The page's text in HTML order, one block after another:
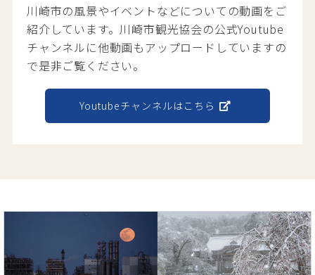
川崎市の風景やイベントなどについての動画をご
紹介しています。川崎市観光協会の公式Youtube
チャンネルに他動画もアップロードしていますの
で是非ご覧ください。
Youtubeチャンネルはこちら